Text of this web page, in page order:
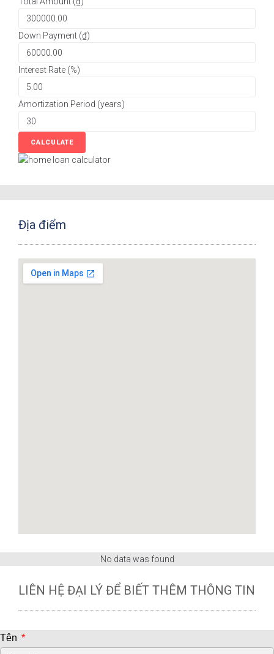
Down Payment (₫)
Interest Rate (%)
Amortization Period (years)
Địa điểm
No data was found
LIÊN HỆ ĐẠI LÝ ĐỂ BIẾT THÊM THÔNG TIN
Tên